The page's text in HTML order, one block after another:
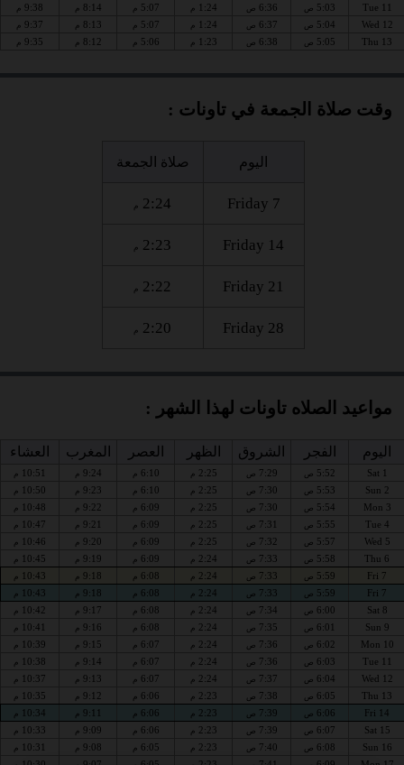
Tue 11
5:03 ص 6:36 ص 1:24 م 5:07 م 8:14 م 9:38 م
Wed 12
5:04 ص 6:37 ص 1:24 م 5:07 م 8:13 م 9:37 م
Thu 13
5:05 ص 6:38 ص 1:23 م 5:06 م 8:12 م 9:35 م
وقت صلاة الجمعة في تاونات :
اليوم صلاة الجمعة
Friday 7
2:24 م
Friday 14
2:23 م
Friday 21
2:22 م
Friday 28
2:20 م
مواعيد الصلاه تاونات لهذا الشهر :
اليوم الفجر الشروق الظهر العصر المغرب العشاء
Sat 1
5:52 ص 7:29 ص 2:25 م 6:10 م 9:24 م 10:51 م
Sun 2
5:53 ص 7:30 ص 2:25 م 6:10 م 9:23 م 10:50 م
Mon 3
5:54 ص 7:30 ص 2:25 م 6:09 م 9:22 م 10:48 م
Tue 4
5:55 ص 7:31 ص 2:25 م 6:09 م 9:21 م 10:47 م
Wed 5
5:57 ص 7:32 ص 2:25 م 6:09 م 9:20 م 10:46 م
Thu 6
5:58 ص 7:33 ص 2:24 م 6:09 م 9:19 م 10:45 م
Fri 7
5:59 ص 7:33 ص 2:24 م 6:08 م 9:18 م 10:43 م
Fri 7
5:59 ص 7:33 ص 2:24 م 6:08 م 9:18 م 10:43 م
Sat 8
6:00 ص 7:34 ص 2:24 م 6:08 م 9:17 م 10:42 م
Sun 9
6:01 ص 7:35 ص 2:24 م 6:08 م 9:16 م 10:41 م
Mon 10
6:02 ص 7:36 ص 2:24 م 6:07 م 9:15 م 10:39 م
Tue 11
6:03 ص 7:36 ص 2:24 م 6:07 م 9:14 م 10:38 م
Wed 12
6:04 ص 7:37 ص 2:24 م 6:07 م 9:13 م 10:37 م
Thu 13
6:05 ص 7:38 ص 2:23 م 6:06 م 9:12 م 10:35 م
Fri 14
6:06 ص 7:39 ص 2:23 م 6:06 م 9:11 م 10:34 م
Sat 15
6:07 ص 7:39 ص 2:23 م 6:06 م 9:09 م 10:33 م
Sun 16
6:08 ص 7:40 ص 2:23 م 6:05 م 9:08 م 10:31 م